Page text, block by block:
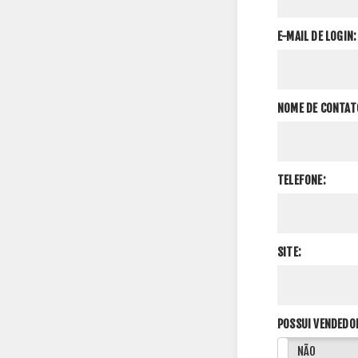
E-MAIL DE LOGIN:
NOME DE
TELEFONE:
SITE:
POSSUI
NÃO